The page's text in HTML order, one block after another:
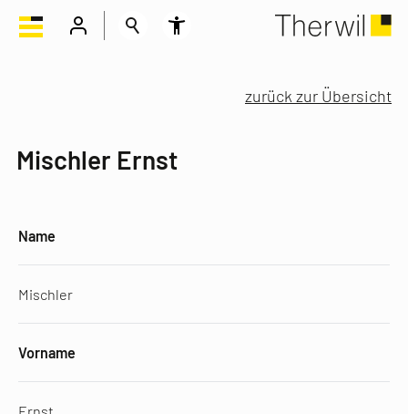
zurück zur Übersicht
Mischler Ernst
Name
Mischler
Vorname